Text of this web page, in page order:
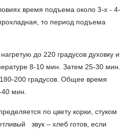
время подъема около 3-х - 4-
то период подъема
до 220 градусов духовку и
8-10 мин. Затем 25-30 мин.
200 градусов. Общее время
мин.
по цвету корки, стуком
звук – хлеб готов, если